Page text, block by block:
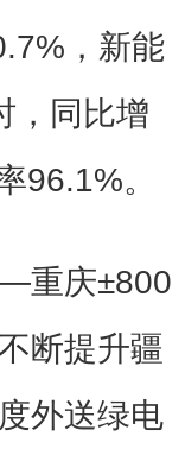
，新能
，同比增
96.1%。
重庆±800
断提升疆
外送绿电